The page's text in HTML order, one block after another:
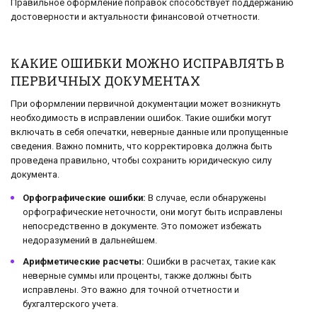
Правильное оформление поправок способствует поддержанию
достоверности и актуальности финансовой отчетности.
КАКИЕ ОШИБКИ МОЖНО ИСПРАВЛЯТЬ В
ПЕРВИЧНЫХ ДОКУМЕНТАХ
При оформлении первичной документации может возникнуть
необходимость в исправлении ошибок. Такие ошибки могут
включать в себя опечатки, неверные данные или пропущенные
сведения. Важно помнить, что корректировка должна быть
проведена правильно, чтобы сохранить юридическую силу
документа.
Орфографические ошибки: В случае, если обнаружены
орфографические неточности, они могут быть исправлены
непосредственно в документе. Это поможет избежать
недоразумений в дальнейшем.
Арифметические расчеты: Ошибки в расчетах, такие как
неверные суммы или проценты, также должны быть
исправлены. Это важно для точной отчетности и
бухгалтерского учета.